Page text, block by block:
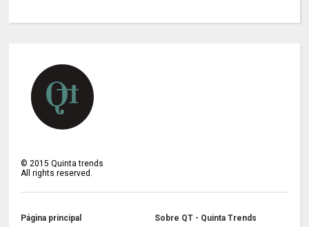
©2015 Quinta trends
All rights reserved.
Página principal Sobre QT - Quinta Trends